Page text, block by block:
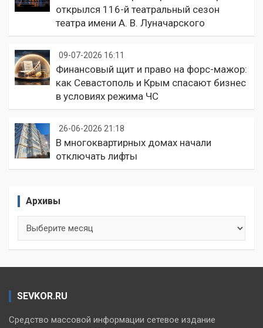
открылся 116-й театральный сезон
театра имени А. В. Луначарского
09-07-2026 16:11
Финансовый щит и право на форс-мажор:
как Севастополь и Крым спасают бизнес
в условиях режима ЧС
26-06-2026 21:18
В многоквартирных домах начали
отключать лифты
Архивы
SEVKOR.RU
Средство массовой информации сетевое издание